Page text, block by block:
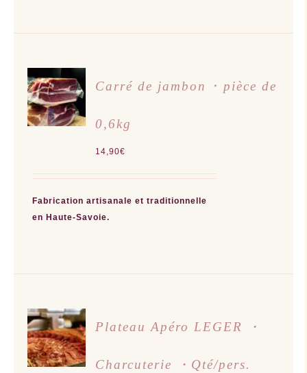
AJOUTER
AU
PANIER
/
DÉTAILS
Carré de jambon ･ pièce de
0,6kg
14,90€
Fabrication artisanale et traditionnelle
en Haute-Savoie.
AJOUTER
AU
PANIER
/
DÉTAILS
Plateau Apéro LEGER ・
Charcuterie ・Qté/pers.